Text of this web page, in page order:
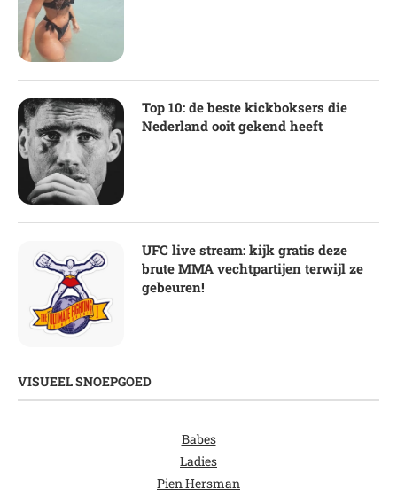
Top 10: de beste kickboksers die
Nederland ooit gekend heeft
UFC live stream: kijk gratis deze
brute MMA vechtpartijen terwijl ze
gebeuren!
VISUEEL SNOEPGOED
Babes
Ladies
Pien Hersman